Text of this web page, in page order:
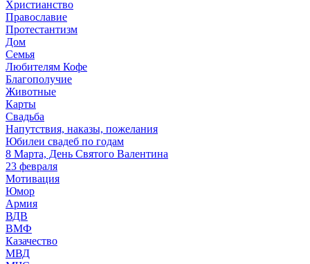
Христианство
Православие
Протестантизм
Дом
Семья
Любителям Кофе
Благополучие
Животные
Карты
Свадьба
Напутствия, наказы, пожелания
Юбилеи свадеб по годам
8 Марта, День Святого Валентина
23 февраля
Мотивация
Юмор
Армия
ВДВ
ВМФ
Казачество
МВД